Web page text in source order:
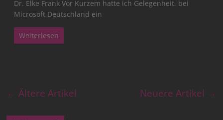
Dr. Elke Frank Vor Kurzem hatte ich Gelegenheit, bei
Microsoft Deutschland ein
Weiterlesen
← Ältere Artikel Neuere Artikel →